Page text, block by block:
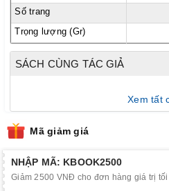
Số trang
Trọng lượng (Gr)
SÁCH CÙNG TÁC GIẢ
Xem tất
Mã giảm giá
NHẬP MÃ: KBOOK2500
Giảm 2500 VNĐ cho đơn hàng giá trị